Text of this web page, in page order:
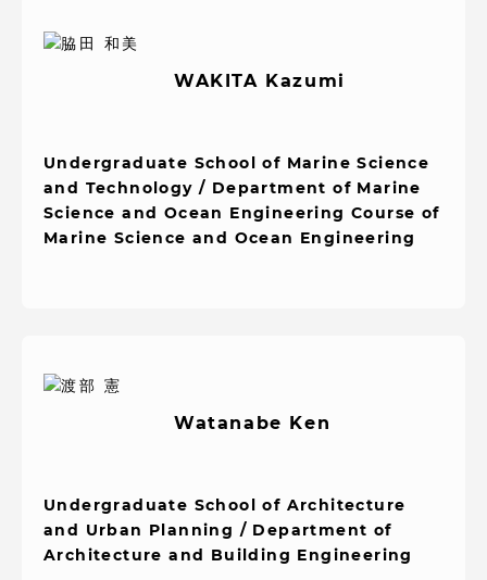
WAKITA Kazumi
Undergraduate School of Marine Science
and Technology / Department of Marine
Science and Ocean Engineering Course of
Marine Science and Ocean Engineering
Watanabe Ken
Undergraduate School of Architecture
and Urban Planning / Department of
Architecture and Building Engineering